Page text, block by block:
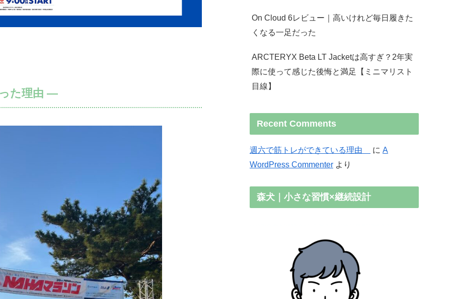
た理由 ―
On Cloud 6レビュー｜高いけれど毎日履きた
くなる一足だった
ARCTERYX Beta LT Jacketは高すぎ？2年実
際に使って感じた後悔と満足【ミニマリスト
目線】
Recent Comments
週六で筋トレができている理由 に A
WordPress Commenter より
森犬｜小さな習慣×継続設計